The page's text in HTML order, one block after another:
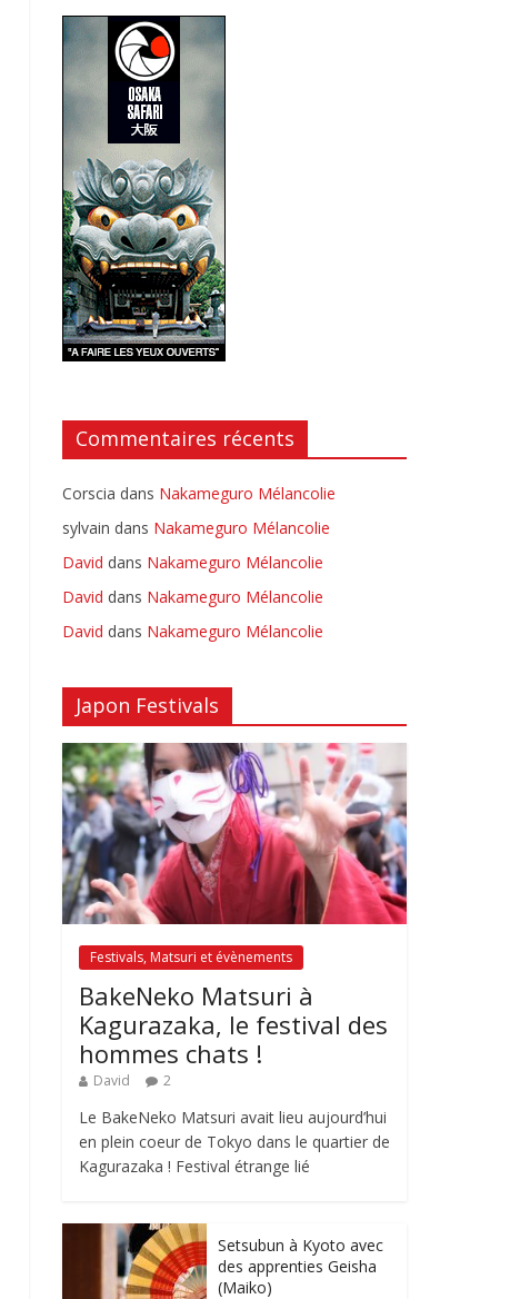
Commentaires récents
Corscia dans Nakameguro Mélancolie
sylvain dans Nakameguro Mélancolie
David dans Nakameguro Mélancolie
David dans Nakameguro Mélancolie
David dans Nakameguro Mélancolie
Japon Festivals
Festivals, Matsuri et évènements
BakeNeko Matsuri à
Kagurazaka, le festival des
hommes chats !
David 2
Le BakeNeko Matsuri avait lieu aujourd’hui
en plein coeur de Tokyo dans le quartier de
Kagurazaka ! Festival étrange lié
Setsubun à Kyoto avec
des apprenties Geisha
(Maiko)